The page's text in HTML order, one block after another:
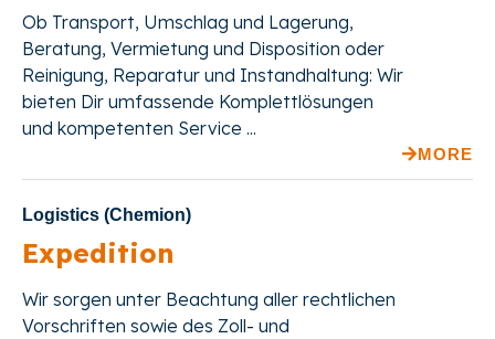
Ob Transport, Umschlag und Lagerung,
Beratung, Vermietung und Disposition oder
Reinigung, Reparatur und Instandhaltung: Wir
bieten Dir umfassende Komplettlösungen
und kompetenten Service ...
MORE
Logistics (Chemion)
Expedition
Wir sorgen unter Beachtung aller rechtlichen
Vorschriften sowie des Zoll- und